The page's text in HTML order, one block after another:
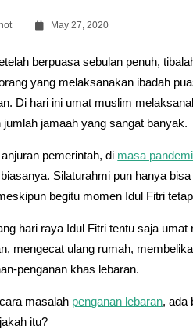
May 27, 2020
berpuasa sebulan penuh,
yang melaksanakan ibadah
Di hari ini umat muslim
jumlah jamaah yang sangat banyak.
pemerintah, di masa pandemi
Silaturahmi pun hanya
begitu momen Idul Fitri
hari raya Idul Fitri tentu saja
mengecat ulang rumah,
penganan khas lebaran.
masalah penganan lebaran, ada
itu?